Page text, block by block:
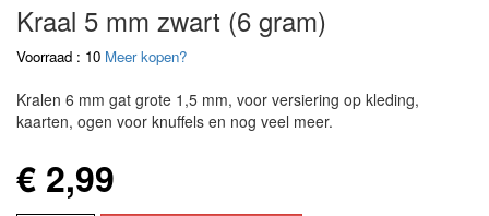
Kraal 5 mm zwart (6 gram)
Voorraad : 10 Meer kopen?
Kralen 6 mm gat grote 1,5 mm, voor versiering op kleding,
kaarten, ogen voor knuffels en nog veel meer.
€ 2,99